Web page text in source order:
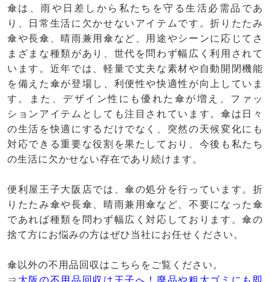
傘は、雨や日差しから私たちを守る生活必需品であ
り、日常生活に欠かせないアイテムです。折りたたみ
傘や長傘、晴雨兼用傘など、用途やシーンに応じてさ
まざまな種類があり、世代を問わず幅広く利用されて
います。近年では、軽量で丈夫な素材や自動開閉機能
を備えた傘が登場し、利便性や快適性が向上していま
す。また、デザイン性にも優れた傘が増え、ファッ
ションアイテムとしても注目されています。傘は日々
の生活を快適にするだけでなく、突然の天候変化にも
対応できる重要な役割を果たしており、今後も私たち
の生活に欠かせない存在であり続けます。
便利屋王子大阪店では、傘の処分を行っています。折
りたたみ傘や長傘、晴雨兼用傘など、不要になった傘
であれば種類を問わず幅広く対応しております。傘の
捨て方にお悩みの方はぜひ当社にお任せください。
傘以外の不用品回収はこちらをご覧ください。